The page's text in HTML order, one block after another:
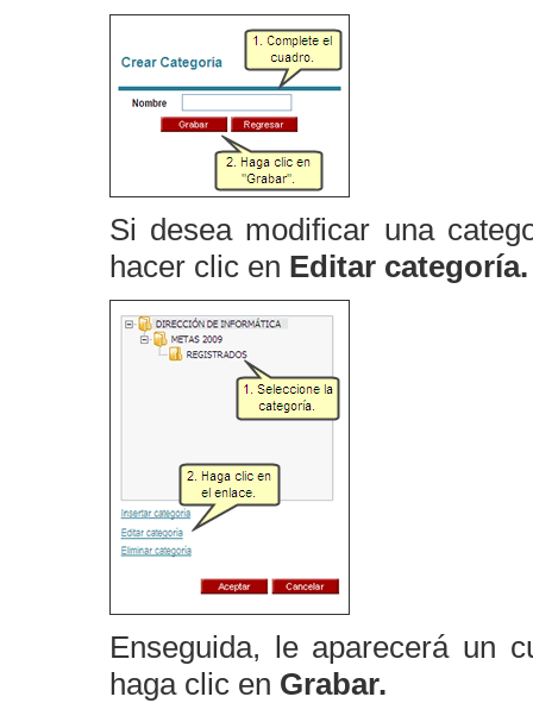
Si desea modificar una
hacer clic en Editar categoría.
Enseguida, le aparecerá un
haga clic en Grabar.